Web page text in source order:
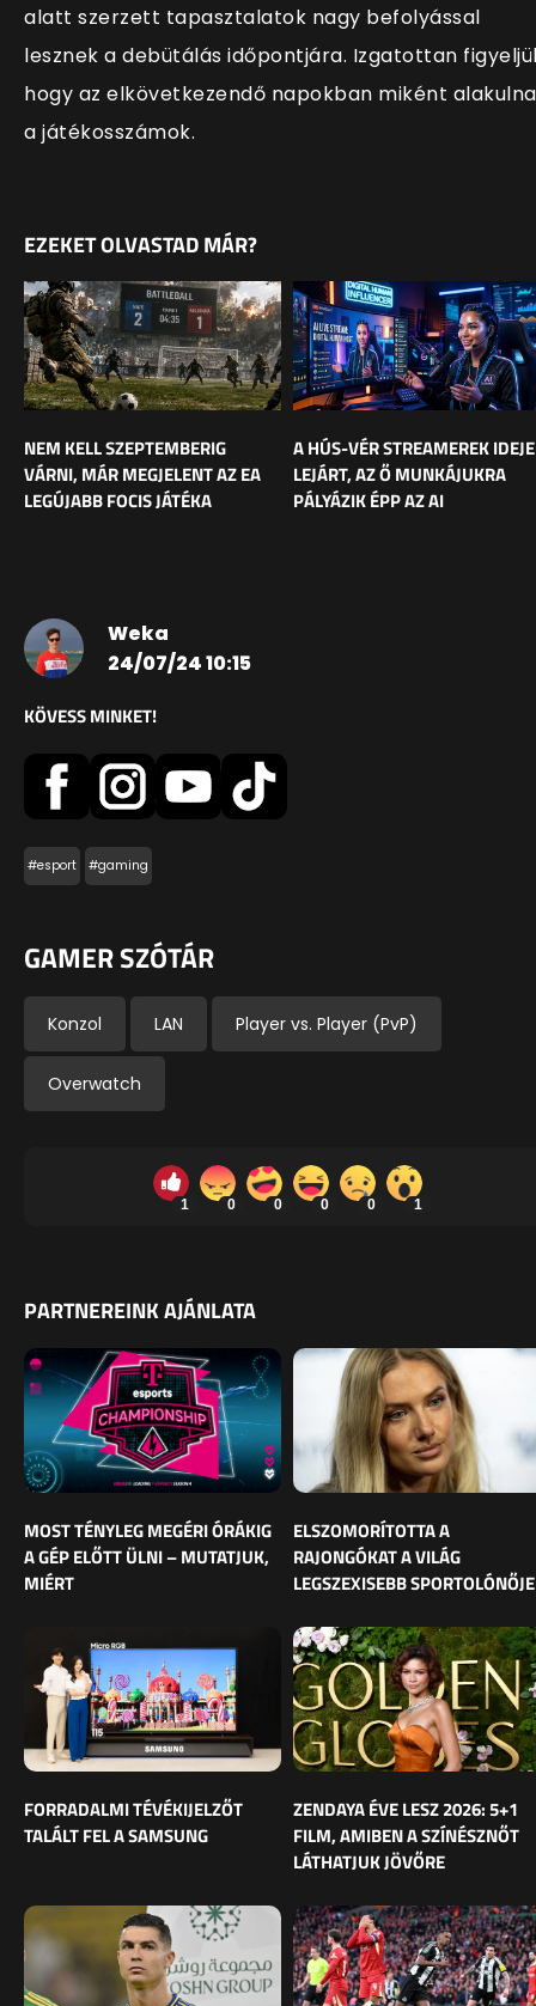
alatt szerzett tapasztalatok nagy befolyással
lesznek a debütálás időpontjára. Izgatottan
hogy az elkövetkezendő napokban miként
a játékosszámok.
EZEKET OLVASTAD MÁR?
NEM KELL SZEPTEMBERIG
VÁRNI, MÁR MEGJELENT AZ EA
LEGÚJABB FOCIS JÁTÉKA
A HÚS-VÉR STREAMEREK IDEJE
LEJÁRT, AZ Ő MUNKÁJUKRA
PÁLYÁZIK ÉPP AZ AI
Weka
24/07/24 10:15
KÖVESS MINKET!
#esport #gaming
GAMER SZÓTÁR
Konzol LAN Player vs. Player (PvP)
Overwatch
1 0 0 0 0 1
PARTNEREINK AJÁNLATA
MOST TÉNYLEG MEGÉRI ÓRÁKIG
A GÉP ELŐTT ÜLNI – MUTATJUK,
MIÉRT
ELSZOMORÍTOTTA A
RAJONGÓKAT A VILÁG
LEGSZEXISEBB SPORTOLÓNŐJE
FORRADALMI TÉVÉKIJELZŐT
TALÁLT FEL A SAMSUNG
ZENDAYA ÉVE LESZ 2026: 5+1
FILM, AMIBEN A SZÍNÉSZNŐT
LÁTHATJUK JÖVŐRE